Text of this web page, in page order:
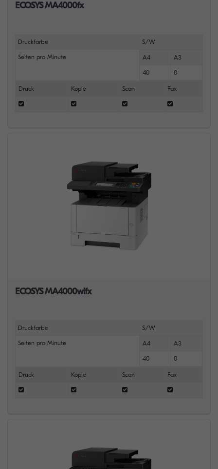
ECOSYS MA4000fx
Druckfarbe S/W
Seiten pro Minute A4 A3
40 0
Druck Kopie Scan Fax
ECOSYS MA4000wifx
Druckfarbe S/W
Seiten pro Minute A4 A3
40 0
Druck Kopie Scan Fax